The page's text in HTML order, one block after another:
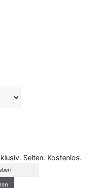
Selten. Kostenlos.